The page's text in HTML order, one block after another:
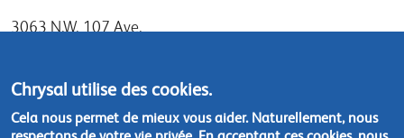
3063 N.W. 107 Ave.
Tel: 1.800.247.9725
Local: 305.477.0112
Chrysal utilise des cookies.
Cela nous permet de mieux vous aider. Naturellement, nous